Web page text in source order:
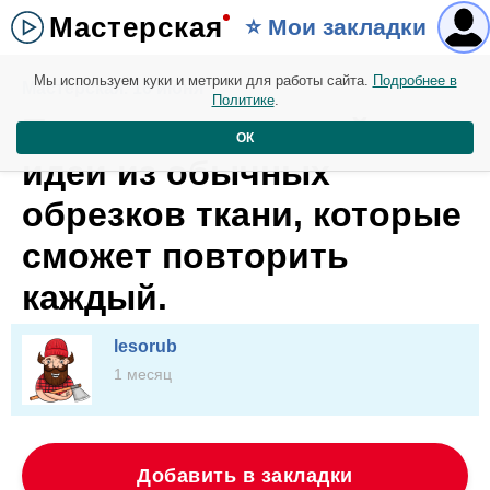
Мастерская ⭐️ Мои закладки
Мастерская. 16 июня
Потрясающие швейные
идеи из обычных
обрезков ткани, которые
сможет повторить
каждый.
lesorub
1 месяц
Добавить в закладки
Мы используем куки и метрики для работы сайта. Подробнее в
Политике.
ОК